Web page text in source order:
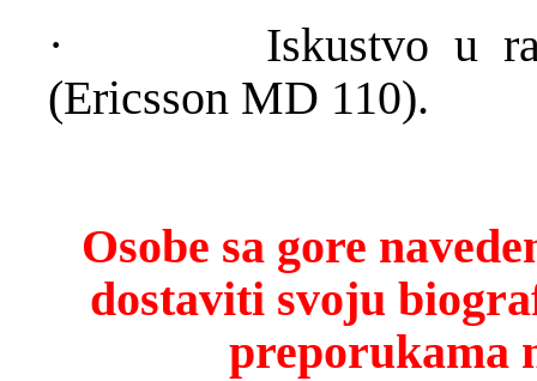
·
Iskustvo u
(Ericsson MD 110).
Osobe sa gore
dostaviti svoju
preporukama